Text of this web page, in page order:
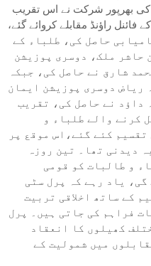
کی بھرپور شرکت نے اس تقریب
فائنل راؤنڈ مقابلے کروائے گئے،
طالبات نے کامیابی حاصل کی، طلباء کے
حاشر ملک، دوسری پوزیشن
شارق نے حاصل کی، جبکہ
ریاض دوسری پوزیشن ایمان
داؤد نے حاصل کی، تقریب
کرنے والے طلباء و
کئے گئے،اس موقع پر
دیدنی تھا۔ تین روزہ
و طالبات کو قومی
یاد رہے کہ پرل سٹی
کے ساتھ اخلاقی تربیت
فراہم کی جاتی ہیں۔ پرل
کھیلوں کا انعقاد
میں شمولیت کے